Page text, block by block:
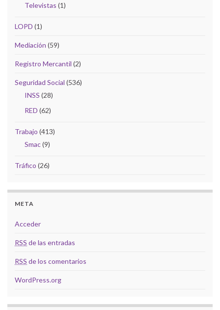
Televistas (1)
LOPD (1)
Mediación (59)
Registro Mercantil (2)
Seguridad Social (536)
INSS (28)
RED (62)
Trabajo (413)
Smac(9)
Tráfico (26)
META
Acceder
RSS de las entradas
RSS de los comentarios
WordPress.org